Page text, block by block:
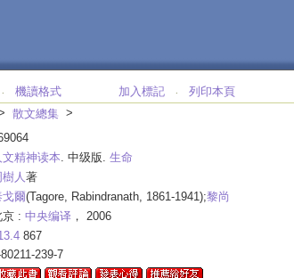
‧ 機讀格式 加入標記 ‧
列印本頁
散文總集 >
文精神读本. 中级版. 生命
樹人著
戈爾(Tagore, Rabindranath, 1861-1941);黎尚
京 : 中央编译 ， 2006
867
239-7